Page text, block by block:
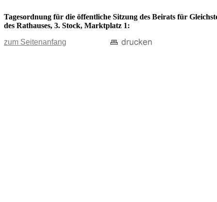
Tagesordnung für die öffentliche Sitzung des Beirats für
des Rathauses, 3. Stock, Marktplatz 1:
zum Seitenanfang